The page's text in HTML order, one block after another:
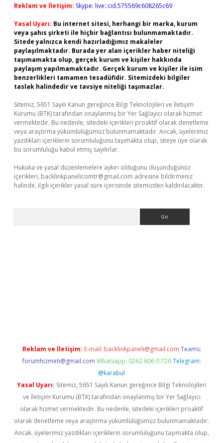
Reklam ve İletişim: Skype: live:.cid.575569c608265c69
Yasal Uyarı: Bu internet sitesi, herhangi bir marka, kurum
veya şahıs şirketi ile hiçbir bağlantısı bulunmamaktadır.
Sitede yalnızca kendi hazırladığımız makaleler
paylaşılmaktadır. Burada yer alan içerikler haber niteliği
taşımamakta olup, gerçek kurum ve kişiler hakkında
paylaşım yapılmamaktadır. Gerçek kurum ve kişiler ile isim
benzerlikleri tamamen tesadüfidir. Sitemizdeki bilgiler
taslak halindedir ve tavsiye niteliği taşımazlar.
Sitemiz, 5651 Sayılı Kanun gereğince Bilgi Teknolojileri ve İletişim
Kurumu (BTK) tarafından onaylanmış bir Yer Sağlayıcı olarak hizmet
vermektedir. Bu nedenle, sitedeki içerikleri proaktif olarak denetleme
veya araştırma yükümlülüğümüz bulunmamaktadır. Ancak, üyelerimiz
yazdıkları içeriklerin sorumluluğunu taşımakta olup, siteye üye olarak
bu sorumluluğu kabul etmiş sayılırlar.
Hukuka ve yasal düzenlemelere aykırı olduğunu düşündüğünüz
içerikleri, backlinkpanelicomtr@gmail.com adresine bildirmeniz
halinde, ilgili içerikler yasal süre içerisinde sitemizden kaldırılacaktır.
Reklam ve İletişim: E-mail: backlinkpaneli@gmail.com Teams:
forumhizmeti@gmail.com Whatsapp: 0262 606 0 726 Telegram:
@karabul
Yasal Uyarı: Sitemiz, 5651 Sayılı Kanun gereğince Bilgi Teknolojileri
ve İletişim Kurumu (BTK) tarafından onaylanmış bir Yer Sağlayıcı
olarak hizmet vermektedir. Bu nedenle, sitedeki içerikleri proaktif
olarak denetleme veya araştırma yükümlülüğümüz bulunmamaktadır.
Ancak, üyelerimiz yazdıkları içeriklerin sorumluluğunu taşımakta olup,